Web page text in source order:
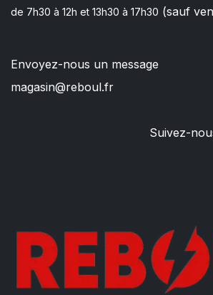
de 7h30 à 12h et 13h30 à 17h30 (sauf
Envoyez-nous un message
magasin@reboul.fr
Suivez-